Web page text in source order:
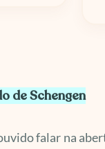
de Schengen
falar na